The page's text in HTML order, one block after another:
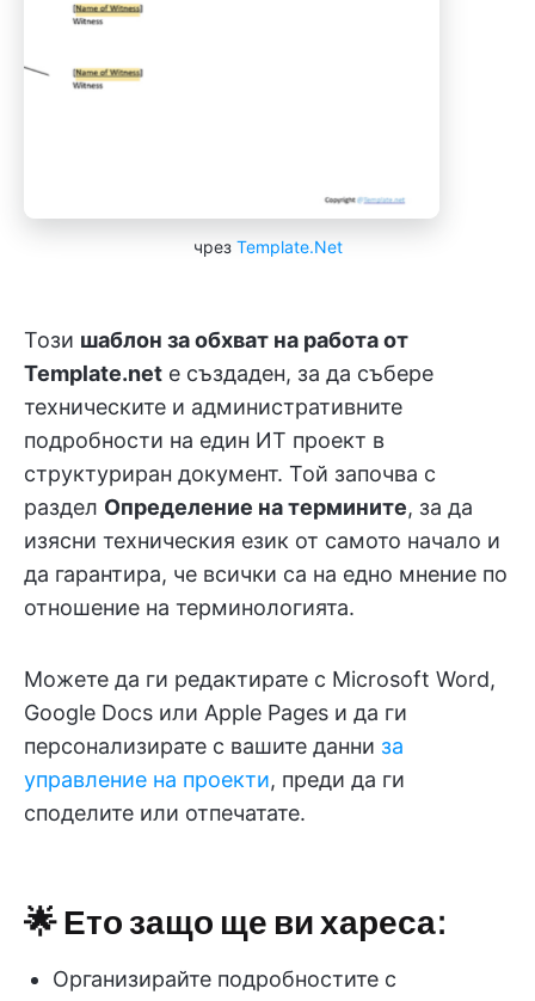
чрез Template.Net
Този шаблон за обхват на работа от
Template.net е създаден, за да събере
техническите и административните
подробности на един ИТ проект в
структуриран документ. Той започва с
раздел Определение на термините, за да
изясни техническия език от самото начало и
да гарантира, че всички са на едно мнение по
отношение на терминологията.
Можете да ги редактирате с Microsoft Word,
Google Docs или Apple Pages и да ги
персонализирате с вашите данни за
управление на проекти, преди да ги
споделите или отпечатате.
🌟 Ето защо ще ви хареса:
Организирайте подробностите с